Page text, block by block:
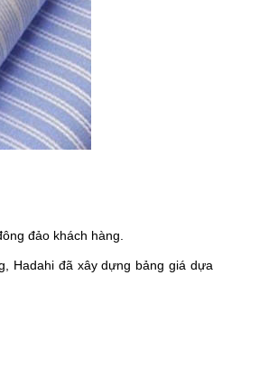
đảo khách hàng.
Hadahi đã xây dựng bảng giá dựa